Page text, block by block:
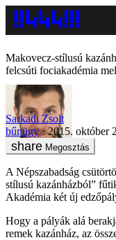
Makovecz-stílusú
felcsúti fociakadémia
Sarkadi Zsolt
bűnügy
2015. október
Megosztás
A Népszabadság
stílusú kazánházból”
Akadémia két új
Hogy a pályák alá
remek kazánház, az